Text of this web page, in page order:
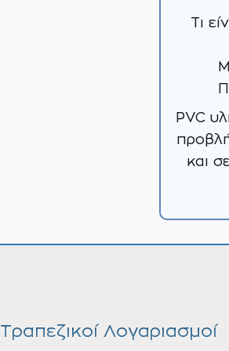
Τι
PVC
και
Τραπεζικοί Λογαριασμοί